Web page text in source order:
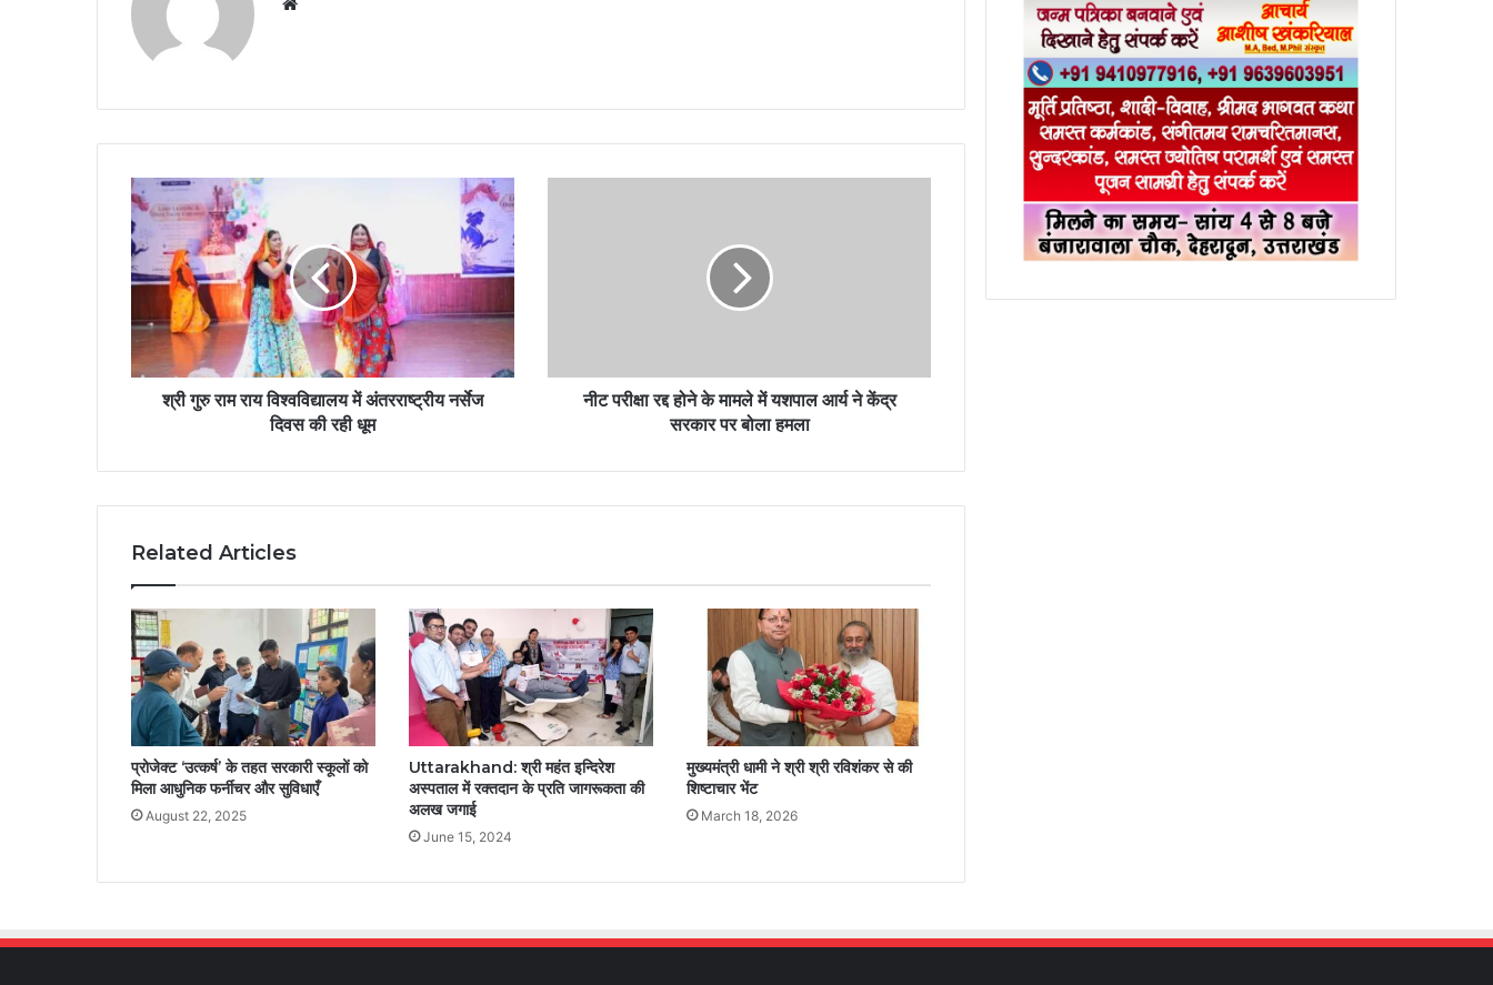
श्री गुरु राम राय विश्वविद्यालय में अंतरराष्ट्रीय नर्सेज
दिवस की रही धूम
नीट परीक्षा रद्द होने के मामले में यशपाल आर्य ने केंद्र
सरकार पर बोला हमला
Related Articles
प्रोजेक्ट ‘उत्कर्ष’ के तहत सरकारी स्कूलों को
मिला आधुनिक फर्नीचर और सुविधाएँ
August 22, 2025
Uttarakhand: श्री महंत इन्दिरेश
अस्पताल में रक्तदान के प्रति जागरूकता की
अलख जगाई
June 15, 2024
मुख्यमंत्री धामी ने श्री श्री रविशंकर से की
शिष्टाचार भेंट
March 18, 2026